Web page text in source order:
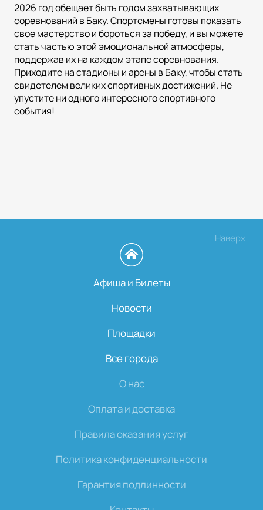
2026 год обещает быть годом захватывающих
соревнований в Баку. Спортсмены готовы показать
свое мастерство и бороться за победу, и вы можете
стать частью этой эмоциональной атмосферы,
поддержав их на каждом этапе соревнования.
Приходите на стадионы и арены в Баку, чтобы стать
свидетелем великих спортивных достижений. Не
упустите ни одного интересного спортивного
события!
Наверх
Афиша и Билеты
Новости
Площадки
Все города
О нас
Оплата и доставка
Правила оказания услуг
Политика конфиденциальности
Гарантия подлинности